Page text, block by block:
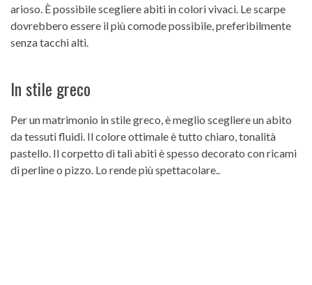
arioso. È possibile scegliere abiti in colori vivaci. Le scarpe
dovrebbero essere il più comode possibile, preferibilmente
senza tacchi alti.
In stile greco
Per un matrimonio in stile greco, è meglio scegliere un abito
da tessuti fluidi. Il colore ottimale è tutto chiaro, tonalità
pastello. Il corpetto di tali abiti è spesso decorato con ricami
di perline o pizzo. Lo rende più spettacolare..